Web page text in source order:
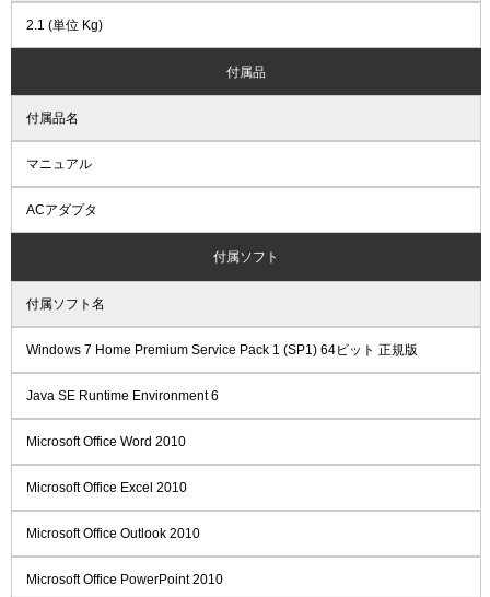
2.1 (単位 Kg)
付属品
付属品名
マニュアル
ACアダプタ
付属ソフト
付属ソフト名
Windows 7 Home Premium Service Pack 1 (SP1) 64ビット 正規版
Java SE Runtime Environment 6
Microsoft Office Word 2010
Microsoft Office Excel 2010
Microsoft Office Outlook 2010
Microsoft Office PowerPoint 2010